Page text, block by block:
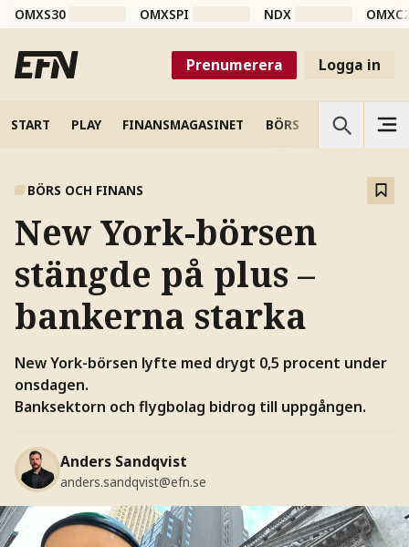
OMXS30 OMXSPI NDX
Prenumerera Logga in
START PLAY FINANSMAGASINET BÖRS VETENSKAP
BÖRS OCH FINANS
New York-börsen
stängde på plus –
bankerna starka
New York-börsen lyfte med drygt 0,5 procent under
onsdagen.
Banksektorn och flygbolag bidrog till uppgången.
Anders Sandqvist
anders.sandqvist@efn.se